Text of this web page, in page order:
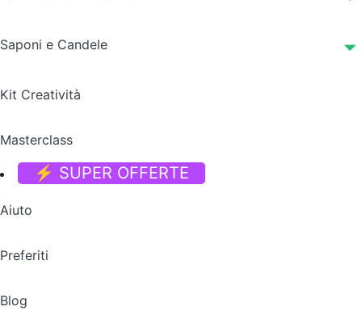
Saponi e Candele
Kit Creatività
Masterclass
⚡ SUPER OFFERTE
Aiuto
Preferiti
Blog